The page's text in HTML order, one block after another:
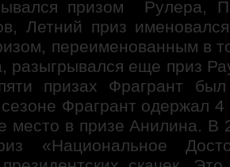
призом Рулера,
Летний приз
переименованным в
еще приз
призах Фрагрант
Фрагрант одержал 4
место в призе Анилина. В
«Национальное